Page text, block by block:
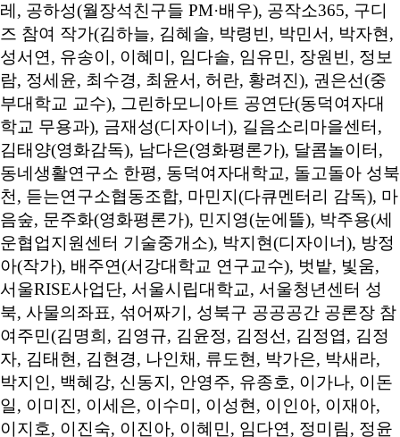
레, 공하성(월장석친구들 PM·배우), 공작소365, 구디
즈 참여 작가(김하늘, 김혜솔, 박령빈, 박민서, 박자현,
성서연, 유송이, 이혜미, 임다솔, 임유민, 장원빈, 정보
람, 정세윤, 최수경, 최윤서, 허란, 황려진), 권은선(중
부대학교 교수), 그린하모니아트 공연단(동덕여자대
학교 무용과), 금재성(디자이너), 길음소리마을센터,
김태양(영화감독), 남다은(영화평론가), 달콤놀이터,
동네생활연구소 한평, 동덕여자대학교, 돌고돌아 성북
천, 듣는연구소협동조합, 마민지(다큐멘터리 감독), 마
음숲, 문주화(영화평론가), 민지영(눈에뜰), 박주용(세
운협업지원센터 기술중개소), 박지현(디자이너), 방정
아(작가), 배주연(서강대학교 연구교수), 벗밭, 빛움,
서울RISE사업단, 서울시립대학교, 서울청년센터 성
북, 사물의좌표, 섞어짜기, 성북구 공공공간 공론장 참
여주민(김명희, 김영규, 김윤정, 김정선, 김정엽, 김정
자, 김태현, 김현경, 나인채, 류도현, 박가은, 박새라,
박지인, 백혜강, 신동지, 안영주, 유종호, 이가나, 이돈
일, 이미진, 이세은, 이수미, 이성현, 이인아, 이재아,
이지호, 이진숙, 이진아, 이혜민, 임다연, 정미림, 정윤